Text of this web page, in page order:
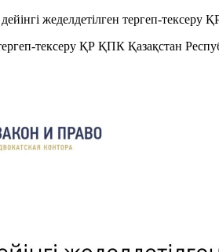
жеделдетілген тергеп-
тергеп-тексеру ҚР ҚПК Қазақстан